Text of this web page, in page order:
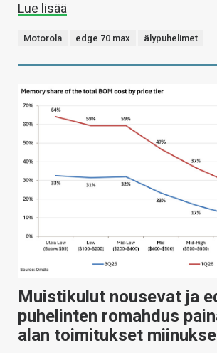
Lue lisää
Motorola edge 70 max älypuhelimet
Muistikulut nousevat ja
puhelinten romahdus
alan toimitukset